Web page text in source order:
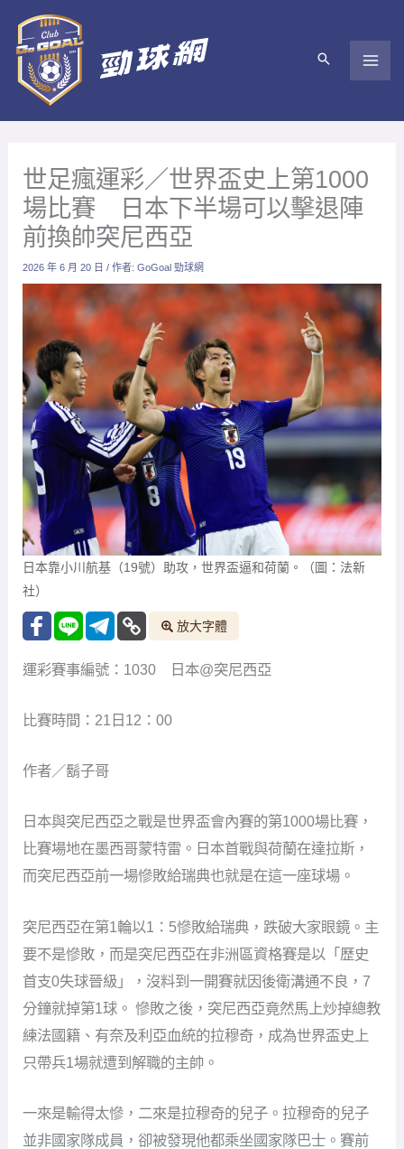
內
世足瘋運彩／世界盃史上第1000
場比賽 日本下半場可以擊退陣
前換帥突尼西亞
2026 年 6 月 20 日/ 作者:GoGoal 勁球網
日本靠小川航基（19號）助攻，世界盃逼和荷蘭。（圖：法新
社）
放大字體
運彩賽事編號：1030 日本@突尼西亞
比賽時間：21日12：00
作者／鬍子哥
日本與突尼西亞之戰是世界盃會內賽的第1000場比賽，
比賽場地在墨西哥蒙特雷。日本首戰與荷蘭在達拉斯，
而突尼西亞前一場慘敗給瑞典也就是在這一座球場。
突尼西亞在第1輪以1：5慘敗給瑞典，跌破大家眼鏡。主
要不是慘敗，而是突尼西亞在非洲區資格賽是以「歷史
首支0失球晉級」，沒料到一開賽就因後衛溝通不良，7
分鐘就掉第1球。 慘敗之後，突尼西亞竟然馬上炒掉總教
練法國籍、有奈及利亞血統的拉穆奇，成為世界盃史上
只帶兵1場就遭到解職的主帥。
一來是輸得太慘，二來是拉穆奇的兒子。拉穆奇的兒子
並非國家隊成員，卻被發現他都乘坐國家隊巴士。賽前